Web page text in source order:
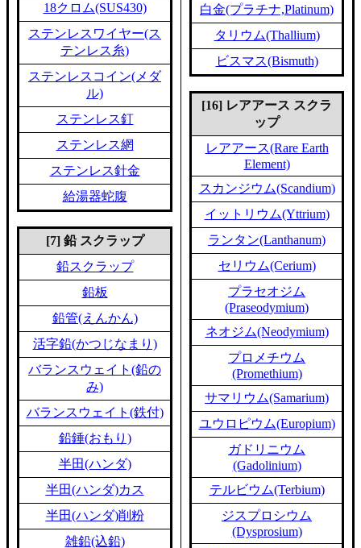
18クロム(SUS430)
ステンレスワイヤー(ス
テンレス糸)
ステンレスコイン(メダ
ル)
ステンレス釘
ステンレス網
ステンレス針金
給湯器蛇腹
[7] 鉛 スクラップ
鉛スクラップ
鉛板
鉛管(えんかん)
活字鉛(かつじなまり)
バランスウェイト(鉛の
み)
バランスウェイト(鉄付)
鉛錘(おもり)
半田(ハンダ)
半田(ハンダ)カス
半田(ハンダ)削粉
雑鉛(込鉛)
白金(プラチナ,Platinum)
タリウム(Thallium)
ビスマス(Bismuth)
[16] レアアース スクラ
ップ
レアアース(Rare Earth
Element)
スカンジウム(Scandium)
イットリウム(Yttrium)
ランタン(Lanthanum)
セリウム(Cerium)
プラセオジム
(Praseodymium)
ネオジム(Neodymium)
プロメチウム
(Promethium)
サマリウム(Samarium)
ユウロピウム(Europium)
ガドリニウム
(Gadolinium)
テルビウム(Terbium)
ジスプロシウム
(Dysprosium)